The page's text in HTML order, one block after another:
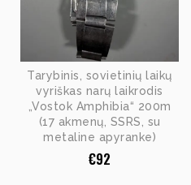
Tarybinis, sovietinių laikų
vyriškas narų laikrodis
„Vostok Amphibia“ 200m
(17 akmenų, SSRS, su
metaline apyranke)
€92